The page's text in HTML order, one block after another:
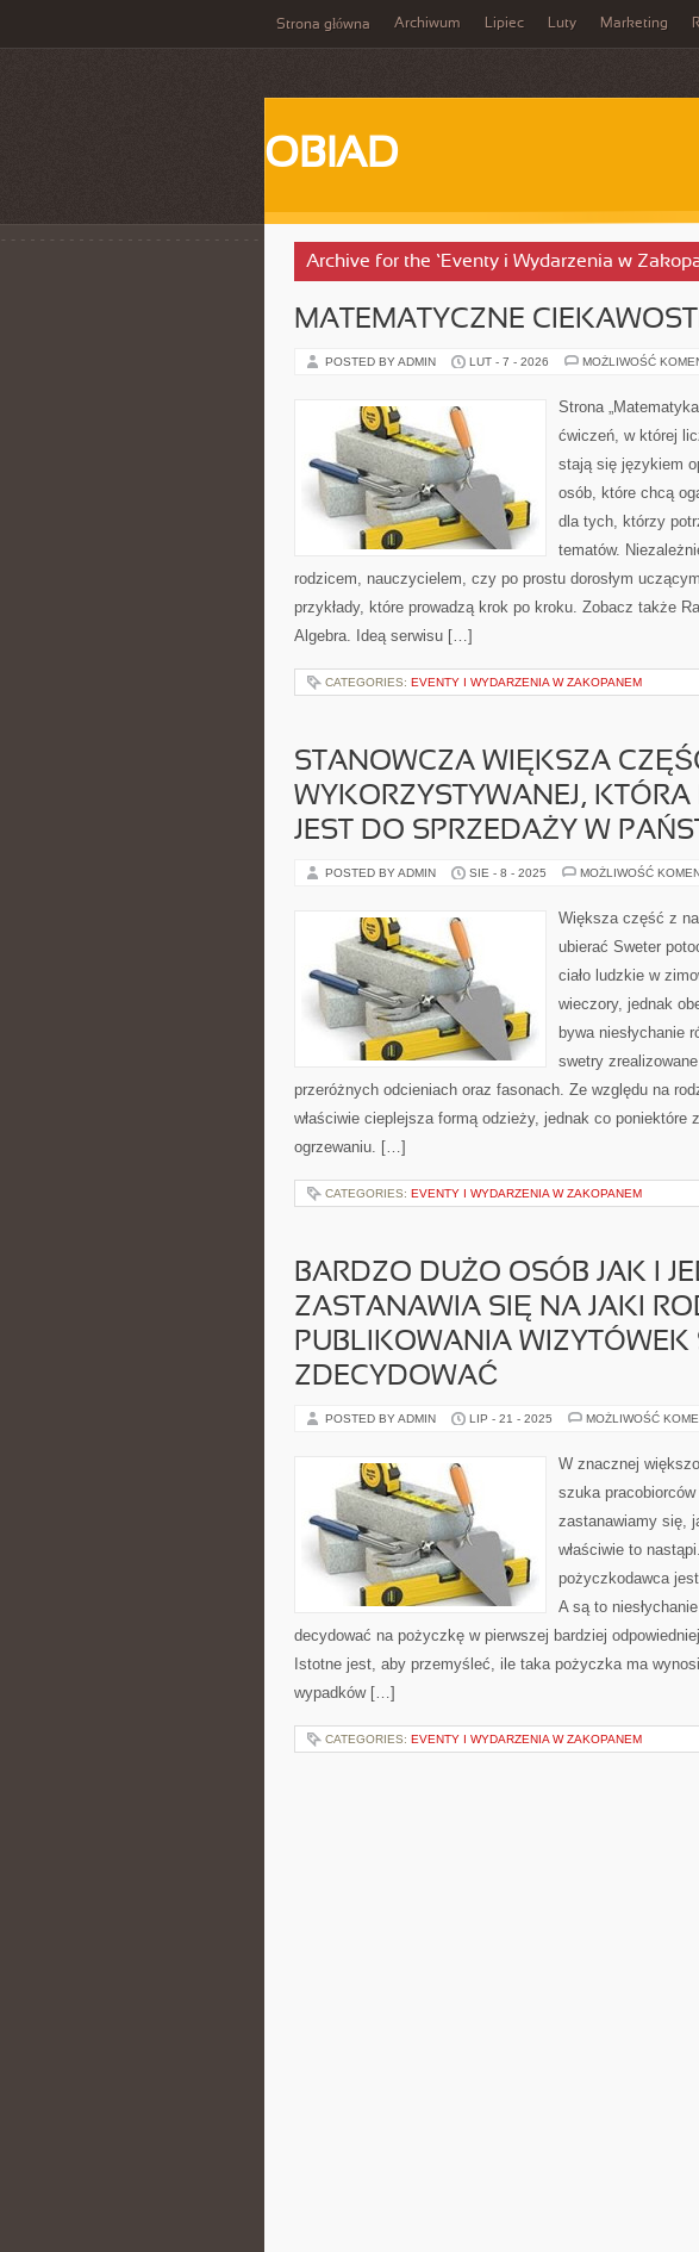
Strona główna Archiwum Lipiec Luty Marketing
OBIAD
Archive for the ‘Eventy i Wydarzenia w
MATEMATYCZNE
POSTED BY ADMIN LUT - 7 - 2026 MOŻLIWOŚĆ
Strona
ćwiczeń, w której
stają się językiem
osób, które chcą
dla tych, którzy
tematów.
rodzicem, nauczycielem, czy po prostu dorosłym
przykłady, które prowadzą krok po kroku. Zobacz także
Algebra. Ideą serwisu […]
CATEGORIES: EVENTY I WYDARZENIA W ZAKOPANEM
STANOWCZA WIĘKSZA
WYKORZYSTYWANEJ,
JEST DO SPRZEDAŻY W
POSTED BY ADMIN SIE - 8 - 2025 MOŻLIWOŚĆ
Większa część z
ubierać Sweter
ciało ludzkie w
wieczory, jednak
bywa niesłychanie
swetry
przeróżnych odcieniach oraz fasonach. Ze względu na
właściwie cieplejsza formą odzieży, jednak co poniektóre
ogrzewaniu. […]
CATEGORIES: EVENTY I WYDARZENIA W ZAKOPANEM
BARDZO DUŻO OSÓB JAK I
ZASTANAWIA SIĘ NA JAKI
PUBLIKOWANIA WIZYTÓWEK
ZDECYDOWAĆ
POSTED BY ADMIN LIP - 21 - 2025 MOŻLIWOŚĆ
W znacznej
szuka
zastanawiamy się,
właściwie to
pożyczkodawca
A są to
decydować na pożyczkę w pierwszej bardziej
Istotne jest, aby przemyśleć, ile taka pożyczka ma
wypadków […]
CATEGORIES: EVENTY I WYDARZENIA W ZAKOPANEM